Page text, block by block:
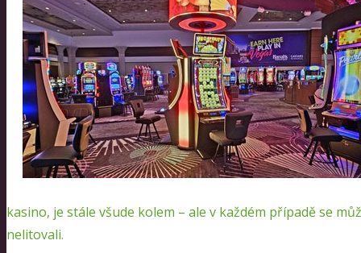
kasino, je stále všude kolem – ale v každém případě se
nelitovali.